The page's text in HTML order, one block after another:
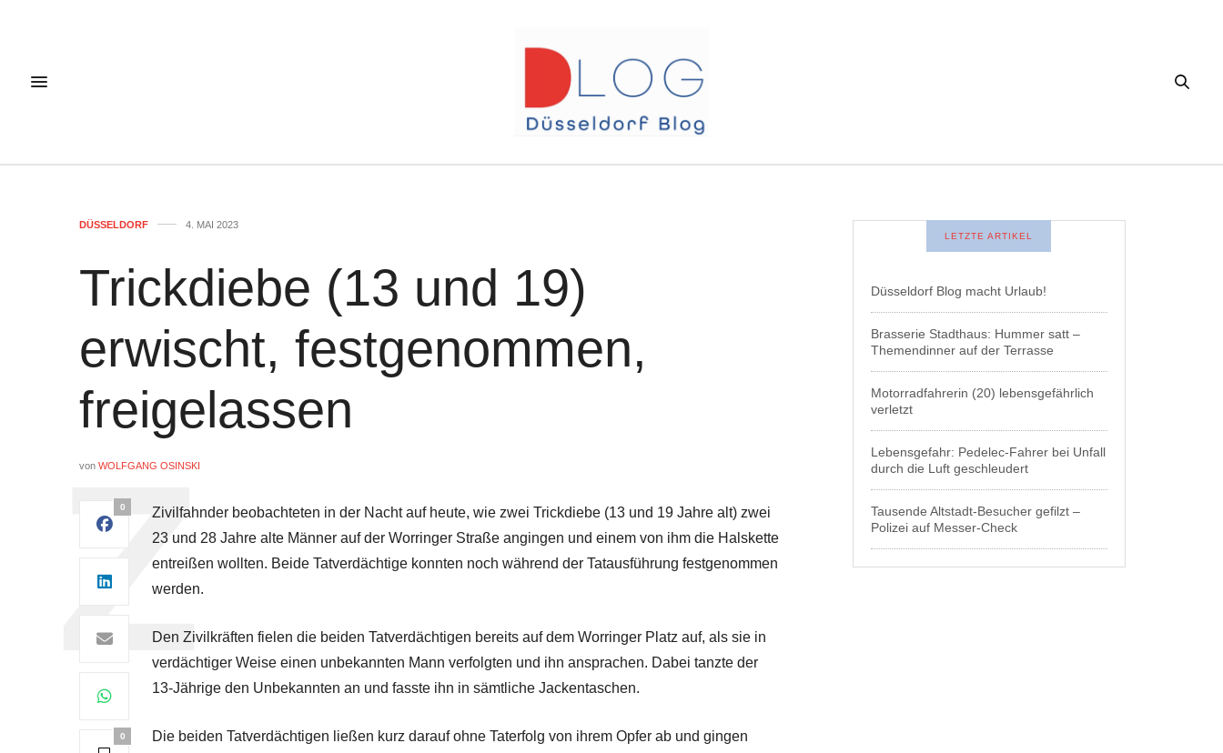
DÜSSELDORF 4. MAI 2023
Trickdiebe (13 und 19)
erwischt, festgenommen,
freigelassen
von WOLFGANG OSINSKI
0
0
Zivilfahnder beobachteten in der Nacht auf heute, wie zwei Trickdiebe (13 und 19 Jahre alt) zwei
23 und 28 Jahre alte Männer auf der Worringer Straße angingen und einem von ihm die Halskette
entreißen wollten. Beide Tatverdächtige konnten noch während der Tatausführung festgenommen
werden.
Den Zivilkräften fielen die beiden Tatverdächtigen bereits auf dem Worringer Platz auf, als sie in
verdächtiger Weise einen unbekannten Mann verfolgten und ihn ansprachen. Dabei tanzte der
13-Jährige den Unbekannten an und fasste ihn in sämtliche Jackentaschen.
Die beiden Tatverdächtigen ließen kurz darauf ohne Taterfolg von ihrem Opfer ab und gingen
LETZTE ARTIKEL
Düsseldorf Blog macht Urlaub!
Brasserie Stadthaus: Hummer satt –
Themendinner auf der Terrasse
Motorradfahrerin (20) lebensgefährlich
verletzt
Lebensgefahr: Pedelec-Fahrer bei Unfall
durch die Luft geschleudert
Tausende Altstadt-Besucher gefilzt –
Polizei auf Messer-Check